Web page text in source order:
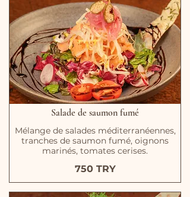
Salade de saumon fumé
Mélange de salades méditerranéennes,
tranches de saumon fumé, oignons
marinés, tomates cerises.
750 TRY